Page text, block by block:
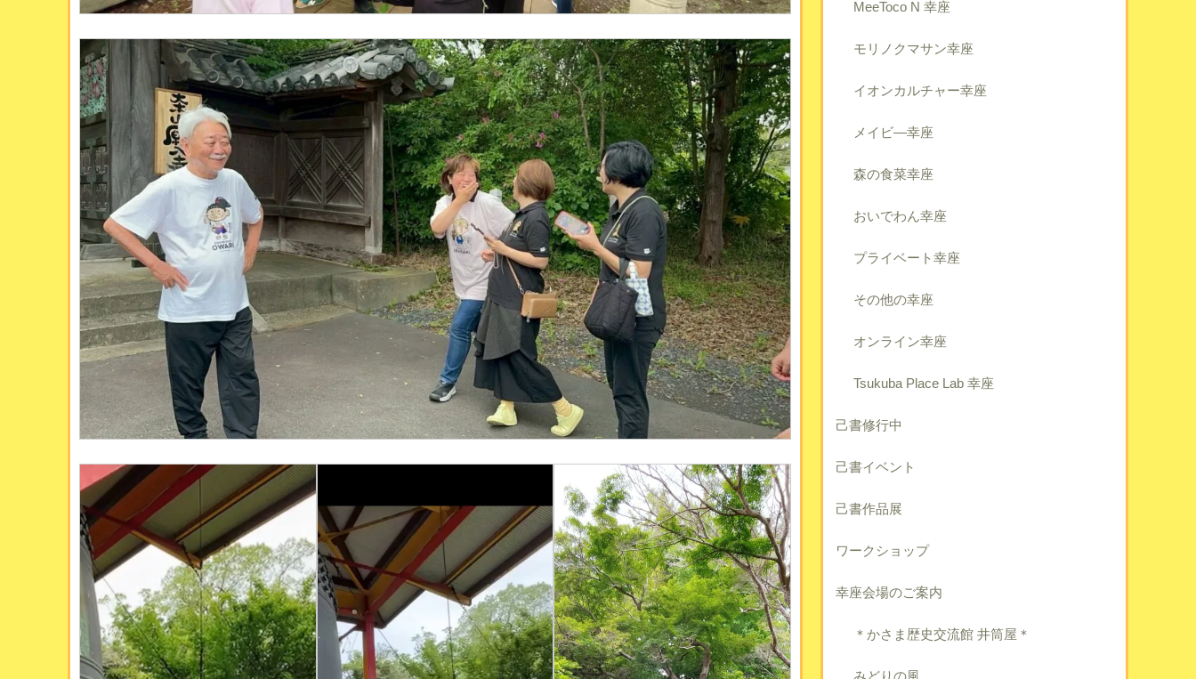
MeeToco N 幸座
モリノクマサン幸座
イオンカルチャー幸座
メイビ―幸座
森の食菜幸座
おいでわん幸座
プライベート幸座
その他の幸座
オンライン幸座
Tsukuba Place Lab 幸座
己書修行中
己書イベント
己書作品展
ワークショップ
幸座会場のご案内
＊かさま歴史交流館 井筒屋＊
みどりの風